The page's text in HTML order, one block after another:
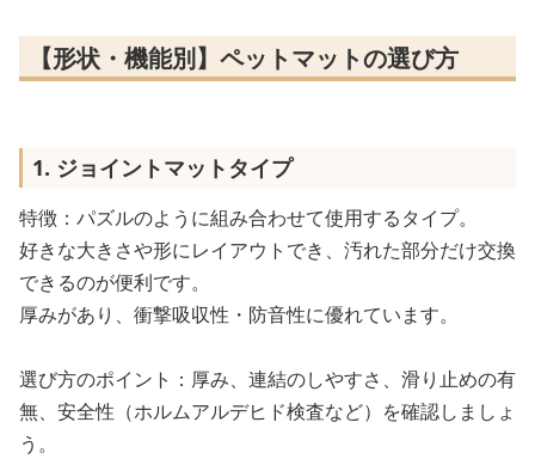
【形状・機能別】ペットマットの選び方
1. ジョイントマットタイプ
特徴：パズルのように組み合わせて使用するタイプ。
好きな大きさや形にレイアウトでき、汚れた部分だけ交換
できるのが便利です。
厚みがあり、衝撃吸収性・防音性に優れています。
選び方のポイント：厚み、連結のしやすさ、滑り止めの有
無、安全性（ホルムアルデヒド検査など）を確認しましょ
う。